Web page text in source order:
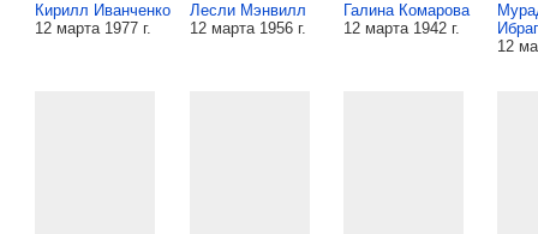
Кирилл Иванченко
12 марта 1977 г.
Лесли Мэнвилл
12 марта 1956 г.
Галина Комарова
12 марта 1942 г.
12